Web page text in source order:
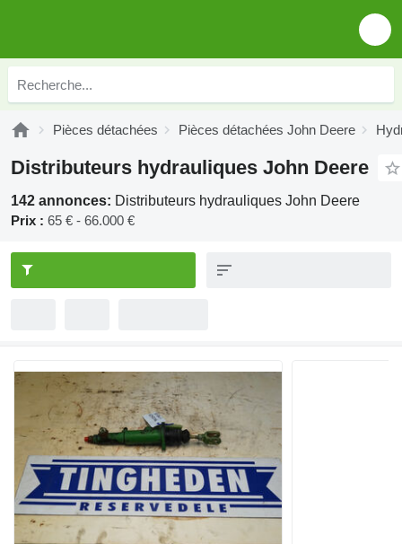
Pièces détachées Pièces détachées John Deere
Distributeurs hydrauliques John Deere
142 annonces: Distributeurs hydrauliques John Deere
Prix : 65 € - 66.000 €